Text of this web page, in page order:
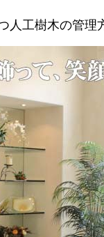
人工樹木の管理